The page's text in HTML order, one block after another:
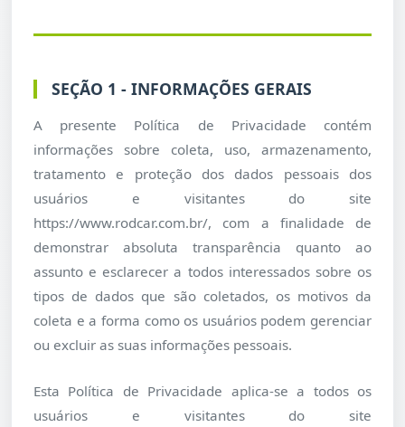
SEÇÃO 1 - INFORMAÇÕES GERAIS
A presente Política de Privacidade contém
informações sobre coleta, uso, armazenamento,
tratamento e proteção dos dados pessoais dos
usuários e visitantes do site
https://www.rodcar.com.br/, com a finalidade de
demonstrar absoluta transparência quanto ao
assunto e esclarecer a todos interessados sobre os
tipos de dados que são coletados, os motivos da
coleta e a forma como os usuários podem gerenciar
ou excluir as suas informações pessoais.
Esta Política de Privacidade aplica-se a todos os
usuários e visitantes do site